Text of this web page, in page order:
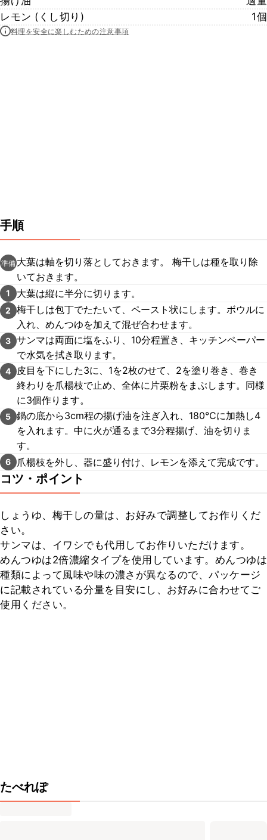
レモン (くし切り)
1個
料理を安全に楽しむための注意事項
手順
準備 大葉は軸を切り落としておきます。 梅干しは種を取り除
いておきます。
1 大葉は縦に半分に切ります。
2
梅干しは包丁でたたいて、ペースト状にします。ボウルに
入れ、めんつゆを加えて混ぜ合わせます。
3 サンマは両面に塩をふり、10分程置き、キッチンペーパー
で水気を拭き取ります。
4
皮目を下にした3に、1を2枚のせて、2を塗り巻き、巻き
終わりを爪楊枝で止め、全体に片栗粉をまぶします。同様
に3個作ります。
5 鍋の底から3cm程の揚げ油を注ぎ入れ、180℃に加熱し4
を入れます。中に火が通るまで3分程揚げ、油を切りま
す。
6 爪楊枝を外し、器に盛り付け、レモンを添えて完成です。
コツ・ポイント
しょうゆ、梅干しの量は、お好みで調整してお作りくだ
さい。
サンマは、イワシでも代用してお作りいただけます。
めんつゆは2倍濃縮タイプを使用しています。めんつゆは
種類によって風味や味の濃さが異なるので、パッケージ
に記載されている分量を目安にし、お好みに合わせてご
使用ください。
たべれぽ